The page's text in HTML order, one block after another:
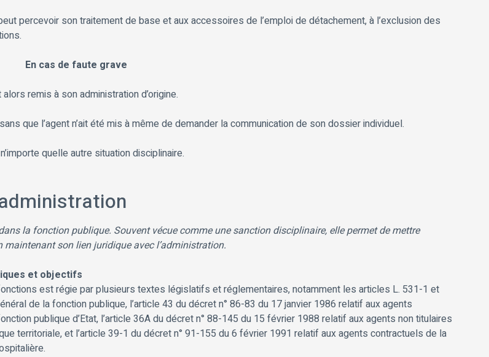
percevoir son traitement de base et aux accessoires de l’emploi de détachement, à l’exclusion des
En cas de faute grave
remis à son administration d’origine.
que l’agent n’ait été mis à même de demander la communication de son dossier individuel.
quelle autre situation disciplinaire.
la fonction publique. Souvent vécue comme une sanction disciplinaire, elle permet de mettre
son lien juridique avec l’administration.
et objectifs
est régie par plusieurs textes législatifs et réglementaires, notamment les articles L. 531-1 et
de la fonction publique, l’article 43 du décret n° 86-83 du 17 janvier 1986 relatif aux agents
publique d’Etat, l’article 36A du décret n° 88-145 du 15 février 1988 relatif aux agents non titulaires
territoriale, et l’article 39-1 du décret n° 91-155 du 6 février 1991 relatif aux agents contractuels de la